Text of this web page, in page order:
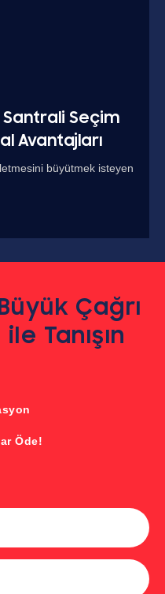
Santrali Seçim
Avantajları
büyütmek isteyen
Çağrı
Tanışın
Öde!